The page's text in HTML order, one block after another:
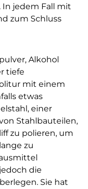
In jedem Fall mit
zum Schluss
Alkohol
tiefe
mit einem
etwas
einer
Stahlbauteilen,
zu polieren, um
zu
die
Sie hat